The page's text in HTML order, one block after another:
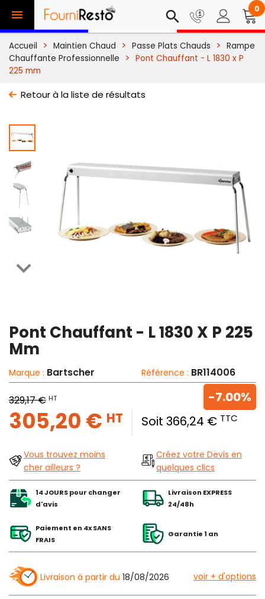
 search 0
Accueil Maintien Chaud Passe Plats Chauds
Rampe
Chauffante Professionnelle
Pont Chauffant - L 1830 x P
225 mm
Retour à la liste de résultats

Pont Chauffant - L 1830 X P 225
Mm
Marque : Bartscher Référence : BR114006
329,17 € HT
305,20 € HT Soit 366,24 € TTC
-7.00%
Vous trouvez moins
cher ailleurs ?
Créez votre Devis en
quelques clics
14 JOURS pour changer
d'avis
Livraison EXPRESS
24/48h
Paiement en 4x SANS
FRAIS
Garantie 1 an
Livraison à partir du 18/08/2026 voir + d'options